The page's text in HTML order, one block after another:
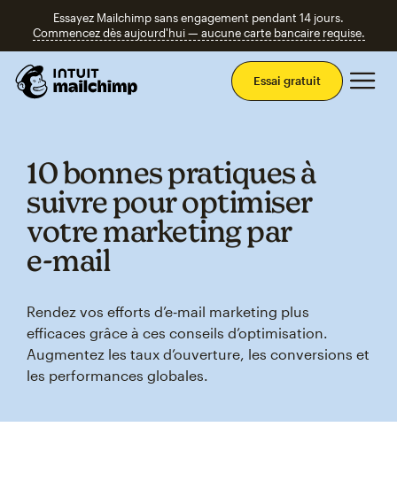
Essayez Mailchimp sans engagement pendant 14 jours.
Commencez dès aujourd'hui — aucune carte bancaire requise.
Essai gratuit
10 bonnes pratiques à
suivre pour optimiser
votre marketing par
e‑mail
Rendez vos efforts d’e‑mail marketing plus
efficaces grâce à ces conseils d’optimisation.
Augmentez les taux d’ouverture, les conversions et
les performances globales.